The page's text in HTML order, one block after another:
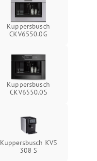
Kuppersbusch
CKV6550.0G
Kuppersbusch
CKV6550.0S
Kuppersbusch KVS
308 S